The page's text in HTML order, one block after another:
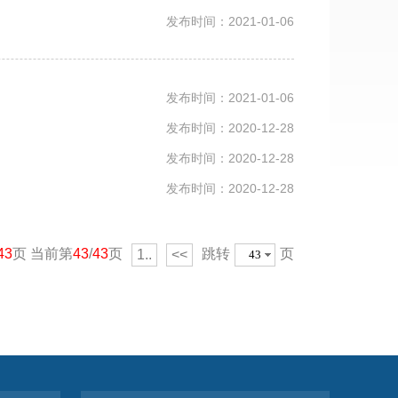
发布时间：2021-01-06
发布时间：2021-01-06
发布时间：2020-12-28
发布时间：2020-12-28
发布时间：2020-12-28
页 当前第43/43页 1.. << 跳转 页